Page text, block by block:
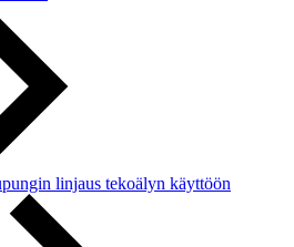
linjaus tekoälyn käyttöön